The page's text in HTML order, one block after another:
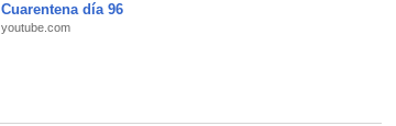
Cuarentena día 96
youtube.com